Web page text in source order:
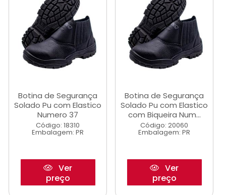
Botina de Segurança
Solado Pu com Elastico
Numero 37
Código: 18310
Embalagem: PR
Ver
preço
Botina de Segurança
Solado Pu com Elastico
com Biqueira Num...
Código: 20060
Embalagem: PR
Ver
preço